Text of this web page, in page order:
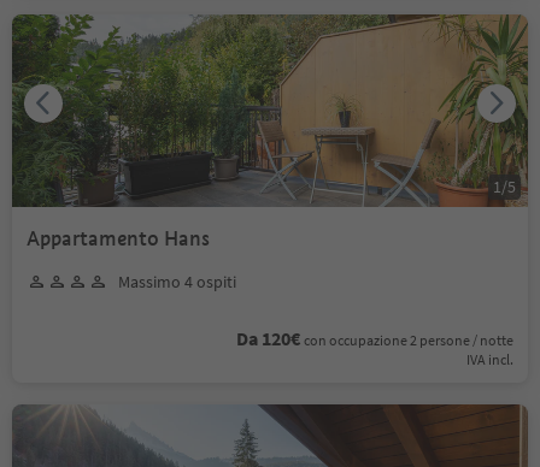
Appartamento Hans
Massimo 4 ospiti
Da 120€ con occupazione 2 persone / notte
IVA incl.
1 /5